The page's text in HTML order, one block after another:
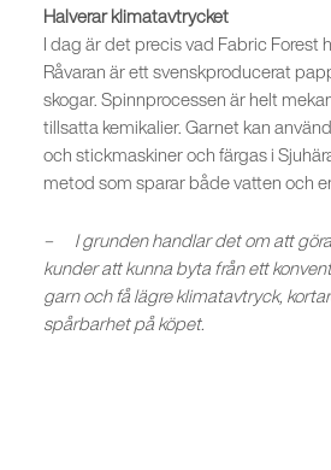
Halverar klimatavtrycket
I dag är det precis vad Fabric Forest
Råvaran är ett svenskproducerat
skogar. Spinnprocessen är helt
tillsatta kemikalier. Garnet kan
och stickmaskiner och färgas i
metod som sparar både vatten och
– I grunden handlar det om att göra
kunder att kunna byta från ett
garn och få lägre klimatavtryck,
spårbarhet på köpet.